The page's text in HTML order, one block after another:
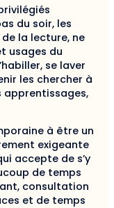
du soir, les
la lecture, ne
usages du
se laver
les chercher à
apprentissages,
à être un
exigeante
accepte de s’y
de temps
consultation
et de temps